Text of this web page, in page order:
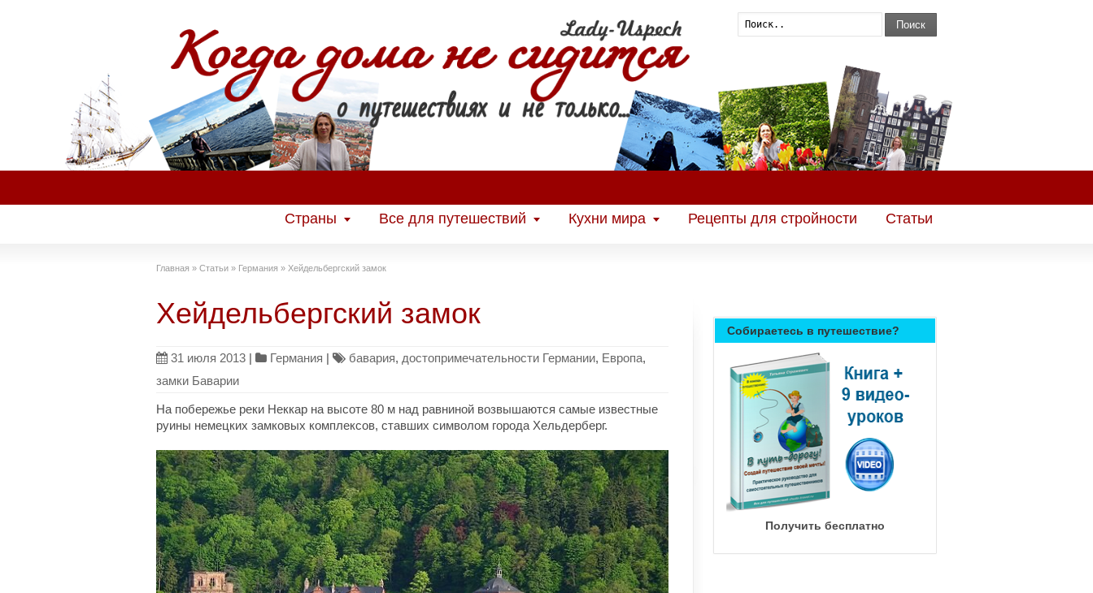
Поиск
Страны Все для путешествий Кухни мира Рецепты для стройности Статьи
Главная » Статьи » Германия » Хейдельбергский замок
Хейдельбергский замок
31 июля 2013 | Германия | бавария, достопримечательности Германии, Европа,
замки Баварии
На побережье реки Неккар на высоте 80 м над равниной возвышаются самые известные
руины немецких замковых комплексов, ставших символом города Хельдерберг.
Собираетесь в путешествие?
Получить бесплатно